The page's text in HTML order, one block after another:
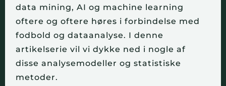
data mining, AI og machine learning
oftere og oftere høres i forbindelse med
fodbold og dataanalyse. I denne
artikelserie vil vi dykke ned i nogle af
disse analysemodeller og statistiske
metoder.